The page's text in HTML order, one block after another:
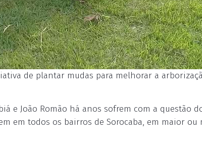
de plantar mudas para melhorar a
e João Romão há anos sofrem com a questão
em todos os bairros de Sorocaba, em maior ou